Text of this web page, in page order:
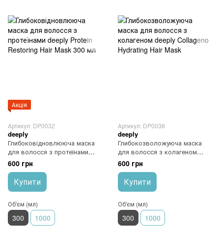
Акція
Артикул: DP0032
deeply
Глибоковідновлююча маска
для волосся з протеїнами
deeply Protein Restoring Hair
Mask 300 мл
600 грн
Купити
Об'єм (мл)
300 1000
Артикул: DP0038
deeply
Глибокозволожуюча маска
для волосся з колагеном
deeply Collageno Hydrating Hair
Mask
600 грн
Купити
Об'єм (мл)
300 1000